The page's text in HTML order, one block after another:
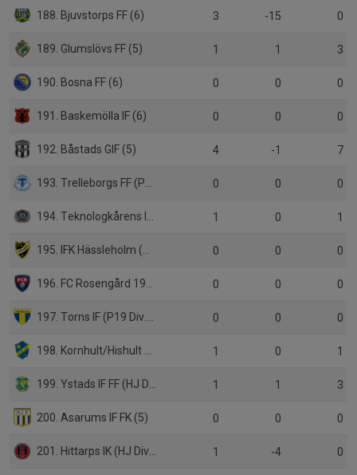
188. Bjuvstorps FF (6) 3 -15 0
189. Glumslövs FF (5) 1 1 3
190. Bosna FF (6) 0 0 0
191. Baskemölla IF (6) 0 0 0
192. Båstads GIF (5) 4 -1 7
193. Trelleborgs FF (P19) 0 0 0
194. Teknologkårens IF LTH (6) 1 0 1
195. IFK Hässleholm (P19 Div.1) 0 0 0
196. FC Rosengård 1917 (HJ Div.1) 0 0 0
197. Torns IF (P19 Div.1) 0 0 0
198. Kornhult/Hishult FF (5) 1 0 1
199. Ystads IF FF (HJ Div.1) 1 1 3
200. Asarums IF FK (5) 0 0 0
201. Hittarps IK (HJ Div.1) 1 -4 0